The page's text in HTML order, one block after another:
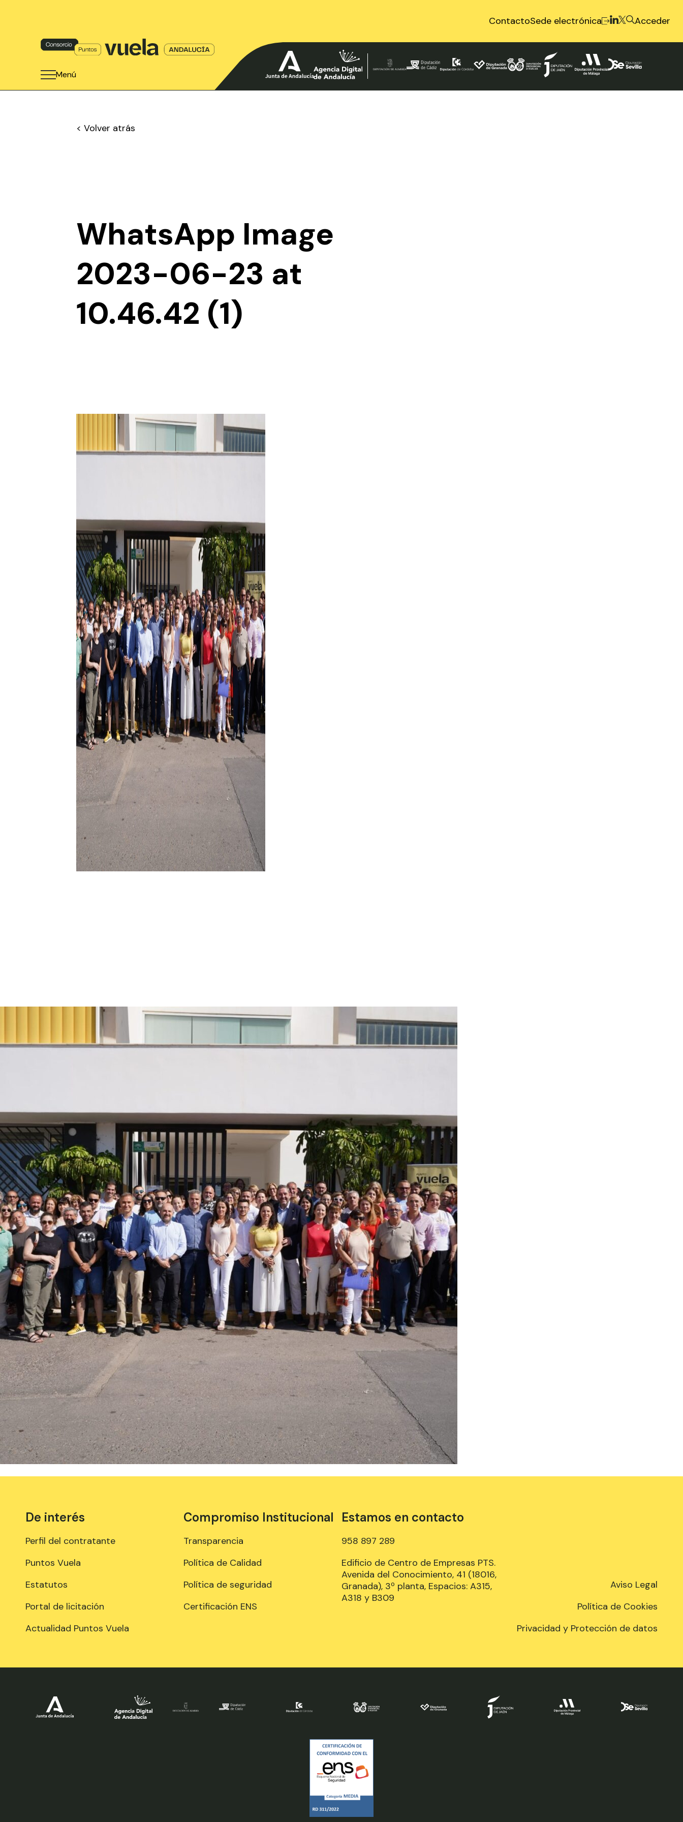
ContactoSede electrónica Acceder
Menú
< Volver atrás
WhatsApp Image
2023-06-23 at
10.46.42 (1)
De interés
Perfil del contratante
Puntos Vuela
Estatutos
Portal de licitación
Actualidad Puntos Vuela
Compromiso Institucional
Transparencia
Política de Calidad
Política de seguridad
Certificación ENS
Estamos en contacto
958 897 289
Edificio de Centro de Empresas PTS.
Avenida del Conocimiento, 41 (18016,
Granada), 3º planta, Espacios: A315,
A318 y B309
Aviso Legal
Política de Cookies
Privacidad y Protección de datos